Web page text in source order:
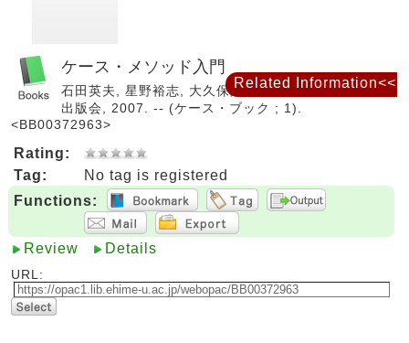
ケース・メソッド入門
石田英夫, 星野裕志, 大久保隆弘編著. -- 慶應義塾大学
出版会, 2007. -- (ケース・ブック ; 1).
<BB00372963>
Rating:
Tag:
No tag is registered
Functions:
Review Details
URL:
Related Information<<